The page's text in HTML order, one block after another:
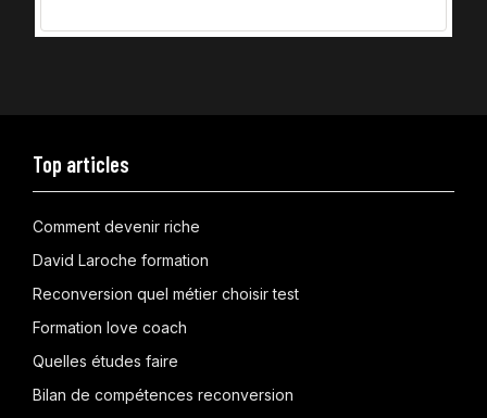
Top articles
Comment devenir riche
David Laroche formation
Reconversion quel métier choisir test
Formation love coach
Quelles études faire
Bilan de compétences reconversion